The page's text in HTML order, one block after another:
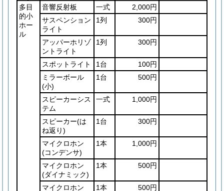
多目
的小
ホー
ル
音響反射板 一式
2,000円
サスペンション
ライト
1列 300円
アッパーホリゾ
ントライト
1列 300円
スポットライト 1台
100円
ミラーボール
(小)
1台 500円
スピーカーシス
テム
一式 1,000円
スピーカー(は
ね返り)
1台 300円
マイクロホン
(コンデンサ)
1本 1,000円
マイクロホン
(ダイナミック)
1本 500円
マイクロホン 1本 500円